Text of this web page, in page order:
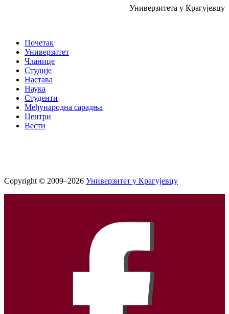
Универзитета у Крагујевцу
Почетак
Универзитет
Чланице
Студије
Настава
Наука
Студенти
Међународна сарадња
Центри
Вести
Copyright © 2009–2026 Универзитет у Крагујевцу